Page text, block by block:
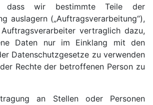
dass wir bestimmte Teile der
auslagern („Auftragsverarbeitung“),
vertraglich dazu,
Daten nur im Einklang mit den
Datenschutzgesetze zu verwenden
Rechte der betroffenen Person zu
an Stellen oder Personen